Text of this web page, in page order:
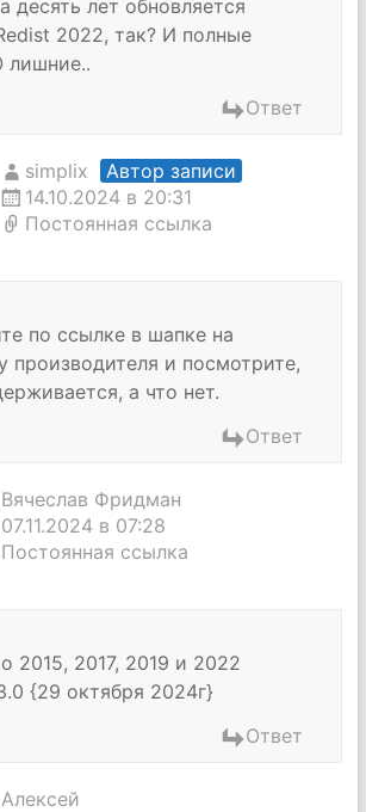
десять лет обновляется
2022, так? И полные
лишние..
Ответ
simplix
Автор записи
14.10.2024 в 20:31
Постоянная ссылка
по ссылке в шапке на
производителя и посмотрите,
а что нет.
Ответ
Вячеслав Фридман
07.11.2024 в 07:28
Постоянная ссылка
2015, 2017, 2019 и 2022
{29 октября 2024г}
Ответ
Алексей